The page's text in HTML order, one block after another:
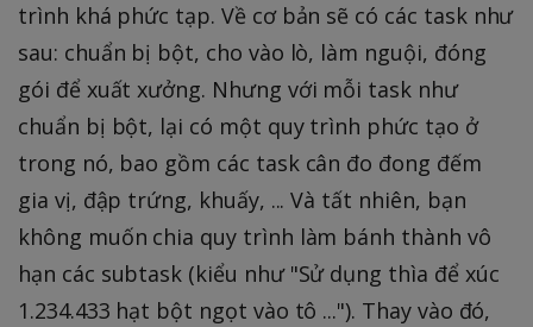
trình khá phức tạp. Về cơ bản sẽ có các task như
sau: chuẩn bị bột, cho vào lò, làm nguội, đóng
gói để xuất xưởng. Nhưng với mỗi task như
chuẩn bị bột, lại có một quy trình phức tạo ở
trong nó, bao gồm các task cân đo đong đếm
gia vị, đập trứng, khuấy, ... Và tất nhiên, bạn
không muốn chia quy trình làm bánh thành vô
hạn các subtask (kiểu như "Sử dụng thìa để xúc
1.234.433 hạt bột ngọt vào tô ..."). Thay vào đó,